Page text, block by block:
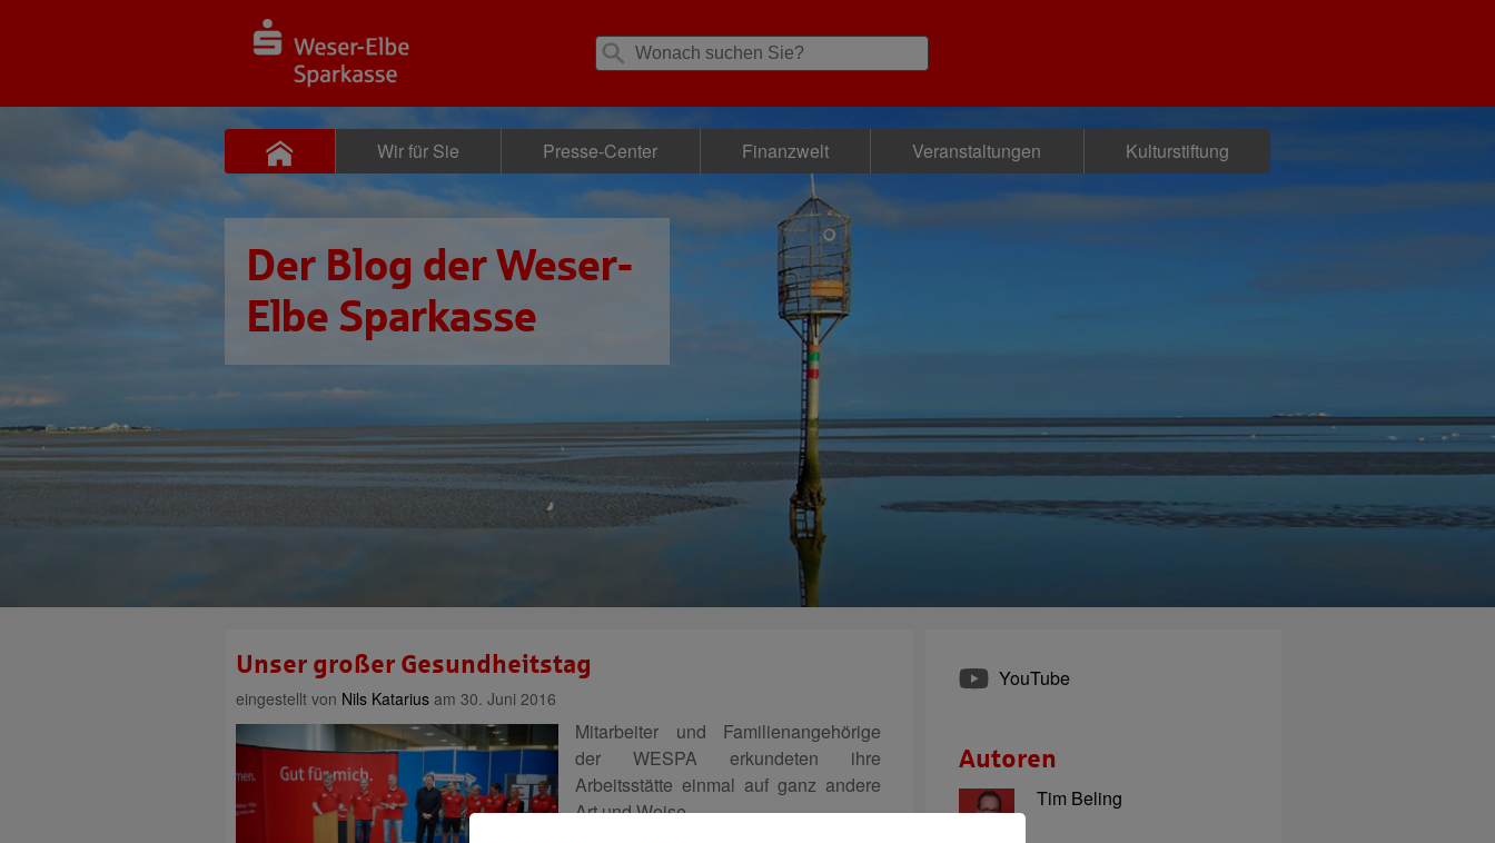
Wir für Sie Presse-Center Finanzwelt Veranstaltungen Kulturstiftung
Der Blog der Weser-
Elbe Sparkasse
Unser großer Gesundheitstag
eingestellt von Nils Katarius am 30. Juni 2016
Mitarbeiter und Familienangehörige
der WESPA erkundeten ihre
Arbeitsstätte einmal auf ganz andere
Art und Weise.
YouTube
Autoren
Tim Beling